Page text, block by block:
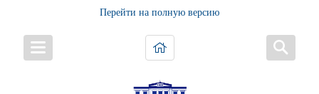
Перейти на полную версию